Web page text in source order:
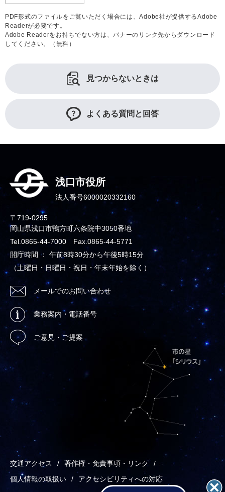
PDF形式のファイルをご覧いただく場合には、Adobe社が提供するAdobe
Readerが必要です。
Adobe Readerをお持ちでない方は、バナーのリンク先からダウンロード
してください。（無料）
見つからないときは
よくある質問と回答
浅口市役所
法人番号6000020332160
〒719-0295
岡山県浅口市鴨方町六条院中3050番地
Tel.0865-44-7000 Fax.0865-44-5771
開庁時間 ： 午前8時30分から午後5時15分
（土曜日・日曜日・祝日・年末年始を除く）
メールでのお問い合わせ
業務案内・電話番号
ご意見・ご提案
交通アクセス
著作権・免責事項・リンク
個人情報の取扱い
アクセシビリティへの対応